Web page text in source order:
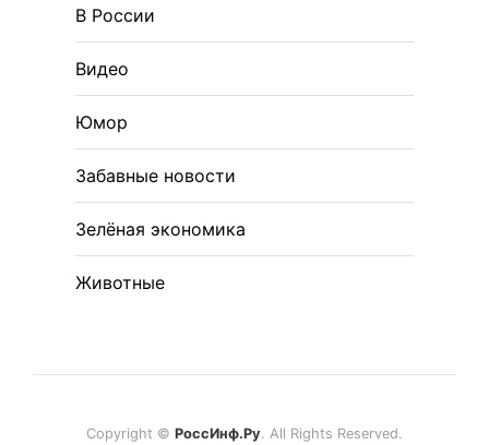
В России
Видео
Юмор
Забавные новости
Зелёная экономика
Животные
Copyright © РоссИнф.Ру. All Rights Reserved.